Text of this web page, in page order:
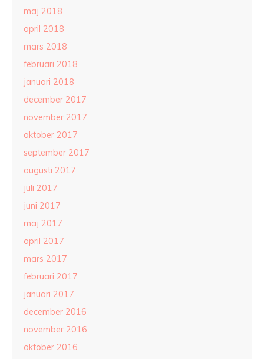
maj 2018
april 2018
mars 2018
februari 2018
januari 2018
december 2017
november 2017
oktober 2017
september 2017
augusti 2017
juli 2017
juni 2017
maj 2017
april 2017
mars 2017
februari 2017
januari 2017
december 2016
november 2016
oktober 2016